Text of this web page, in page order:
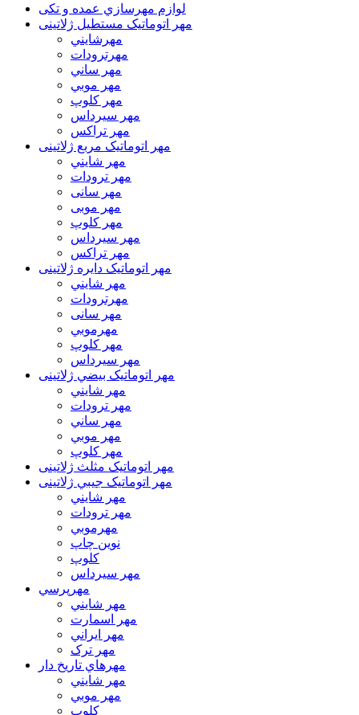
لوازم مهرسازي عمده و تکی
مهر اتوماتیک مستطيل ژلاتینی
مهرشايني
مهرترودات
مهر ساني
مهر موبي
مهر كلوپ
مهر سيرداس
مهر تراکس
مهر اتوماتیک مربع ژلاتینی
مهر شايني
مهر ترودات
مهر سانی
مهر موبی
مهر كلوپ
مهر سيرداس
مهر تراکس
مهر اتوماتیک دايره ژلاتینی
مهر شايني
مهرترودات
مهر سانی
مهرموبي
مهر كلوپ
مهر سيرداس
مهر اتوماتیک بيضي ژلاتینی
مهر شايني
مهر ترودات
مهر ساني
مهر موبي
مهر كلوپ
مهر اتوماتیک مثلث ژلاتینی
مهر اتوماتیک جيبي ژلاتینی
مهر شايني
مهر ترودات
مهرموبي
نوين چاپ
کلوپ
مهر سيرداس
مهرپرسي
مهر شايني
مهر اسمارت
مهر ايراني
مهر ترک
مهرهاي تاريخ دار
مهر شايني
مهر موبي
کلوپ